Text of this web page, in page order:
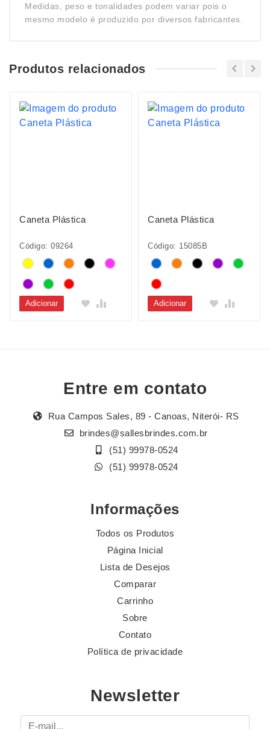
Medidas, peso e tonalidades podem variar pois o
mesmo modelo é produzido por diversos fabricantes.
Produtos relacionados
Caneta Plástica
Código: 09264
Adicionar
Caneta Plástica
Código: 15085B
Adicionar
Entre em contato
Rua Campos Sales, 89 - Canoas, Niterói- RS
brindes@sallesbrindes.com.br
(51) 99978-0524
(51) 99978-0524
Informações
Todos os Produtos
Página Inicial
Lista de Desejos
Comparar
Carrinho
Sobre
Contato
Política de privacidade
Newsletter
E-mail